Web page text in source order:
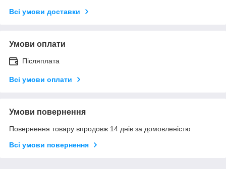
Всі умови доставки
Умови оплати
Післяплата
Всі умови оплати
Умови повернення
Повернення товару впродовж 14 днів за домовленістю
Всі умови повернення